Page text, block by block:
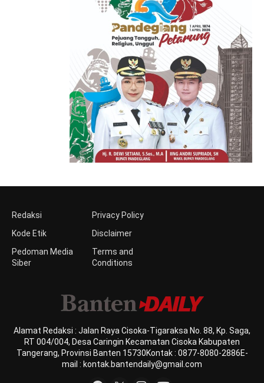
Redaksi
Kode Etik
Pedoman Media
Siber
Privacy Policy
Disclaimer
Terms and
Conditions
Alamat Redaksi : Jalan Raya Cisoka-Tigaraksa No. 88, Kp. Saga,
RT 004/004, Desa Caringin Kecamatan Cisoka Kabupaten
Tangerang, Provinsi Banten 15730Kontak : 0877-8080-2886E-
mail : kontak.bantendaily@gmail.com